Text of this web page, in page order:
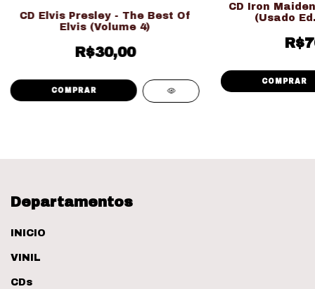
CD Elvis Presley - The Best Of
Elvis (Volume 4)
R$30,00
CD Iron
(Usado
Departamentos
INICIO
VINIL
CDs